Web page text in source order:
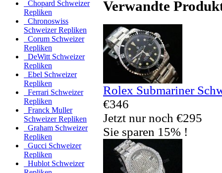
Chopard Schweizer
Repliken
Chronoswiss
Schweizer Repliken
Corum Schweizer
Repliken
DeWitt Schweizer
Repliken
Ebel Schweizer
Repliken
Ferrari Schweizer
Repliken
Franck Muller
Schweizer Repliken
Graham Schweizer
Repliken
Gucci Schweizer
Repliken
Hublot Schweizer
Verwandte
Rolex Submariner
€346
Jetzt nur noch €295
Sie sparen 15% !